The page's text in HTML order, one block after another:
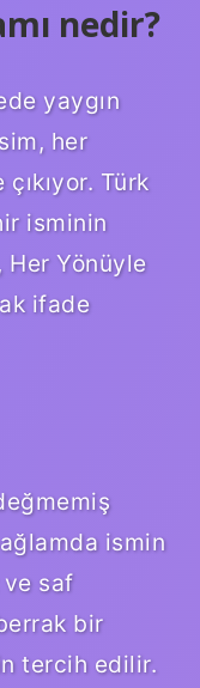
nedir?
yaygın
her
Türk
isminin
Her Yönüyle
ifade
ismin
ve saf
bir
tercih edilir.